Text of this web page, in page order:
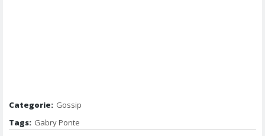
Categorie: Gossip
Tags: Gabry Ponte